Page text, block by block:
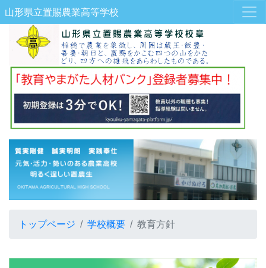
山形県立置賜農業高等学校
トップページ 学校概要 教育方針